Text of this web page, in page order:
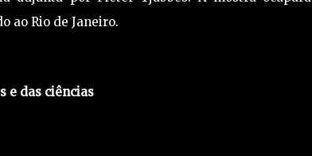
ao Rio de Janeiro.
e das ciências